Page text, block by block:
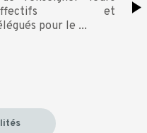
et
pour le ...